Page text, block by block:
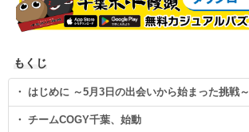
もくじ
・ はじめに ～5月3日の出会いから始まった挑戦～
・ チームCOGY千葉、始動